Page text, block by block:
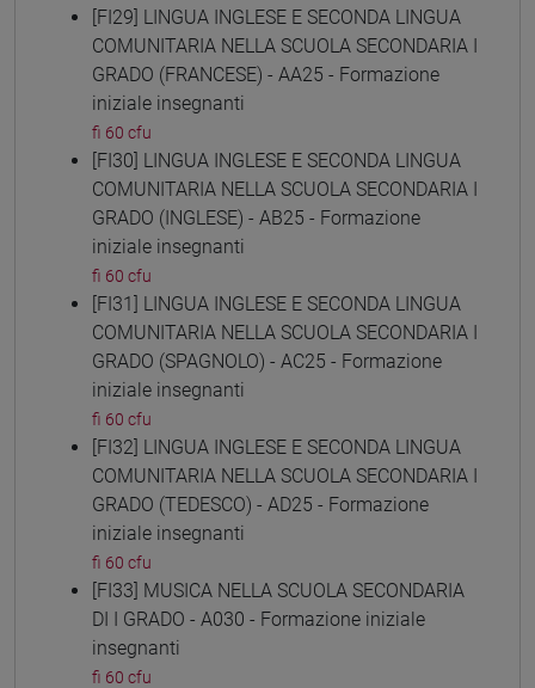
[FI29] LINGUA INGLESE E SECONDA LINGUA
COMUNITARIA NELLA SCUOLA SECONDARIA I
GRADO (FRANCESE) - AA25 - Formazione
iniziale insegnanti
fi 60 cfu
[FI30] LINGUA INGLESE E SECONDA LINGUA
COMUNITARIA NELLA SCUOLA SECONDARIA I
GRADO (INGLESE) - AB25 - Formazione
iniziale insegnanti
fi 60 cfu
[FI31] LINGUA INGLESE E SECONDA LINGUA
COMUNITARIA NELLA SCUOLA SECONDARIA I
GRADO (SPAGNOLO) - AC25 - Formazione
iniziale insegnanti
fi 60 cfu
[FI32] LINGUA INGLESE E SECONDA LINGUA
COMUNITARIA NELLA SCUOLA SECONDARIA I
GRADO (TEDESCO) - AD25 - Formazione
iniziale insegnanti
fi 60 cfu
[FI33] MUSICA NELLA SCUOLA SECONDARIA
DI I GRADO - A030 - Formazione iniziale
insegnanti
fi 60 cfu